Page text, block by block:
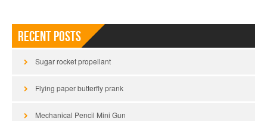
Recent Posts
Sugar rocket propellant
Flying paper butterfly prank
Mechanical Pencil Mini Gun